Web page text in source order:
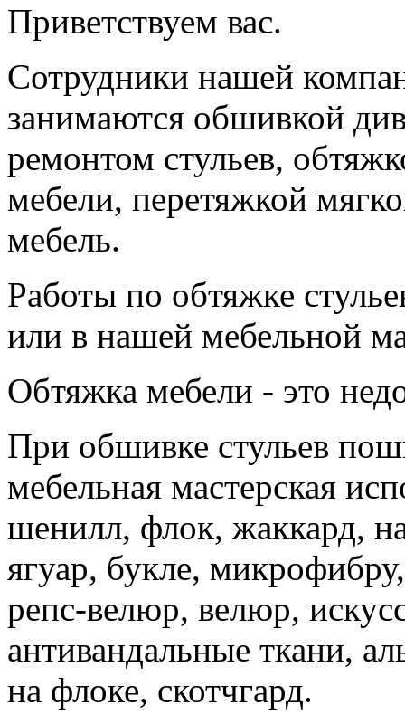
Приветствуем вас.
Сотрудники нашей
занимаются обшивкой
ремонтом стульев,
мебели, перетяжкой
мебель.
Работы по обтяжке
или в нашей мебельной
Обтяжка мебели - это
При обшивке стульев
мебельная мастерская
шенилл, флок, жаккард,
ягуар, букле,
репс-велюр, велюр,
антивандальные ткани,
на флоке, скотчгард.